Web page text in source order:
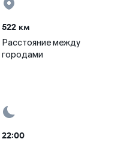
522 км
Расстояние между
городами
22:00